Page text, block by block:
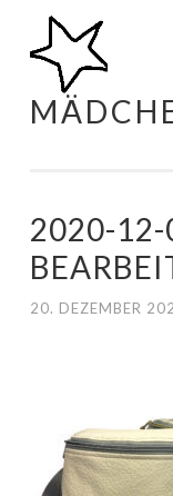
Zum
Inhalt
springen
2020-
20. DEZEMBER